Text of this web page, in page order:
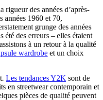
rigueur des années d’après-
années 1960 et 70,
grunge des années
été des erreurs – elles étaient
à un retour à la qualité
wardrobe et un choix
Les tendances Y2K sont de
en streetwear contemporain et
pièces de qualité peuvent